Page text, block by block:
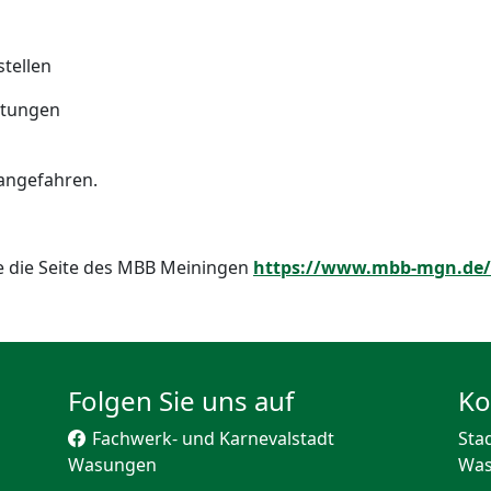
Seite des MBB Meiningen https://www.mbb-
Folgen Sie uns auf
Fachwerk- und Karnevalstadt
Wasungen